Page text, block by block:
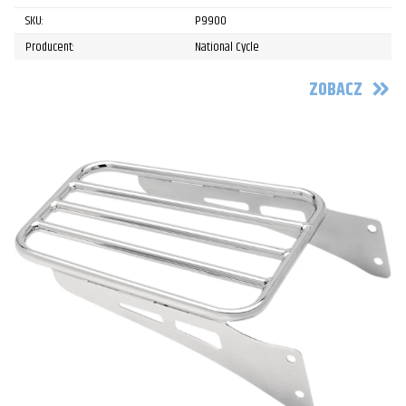
SKU:
P9900
Producent:
National Cycle
ZOBACZ